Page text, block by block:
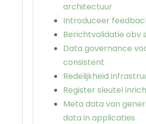
architectuur
Introduceer
Berichtvalidatie obv
Data governance
consistent
Redelijkheid
Register sleutel
Meta data van
data in applicaties